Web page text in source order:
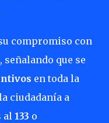
compromiso con
que se
en toda la
ciudadanía a
al133 o